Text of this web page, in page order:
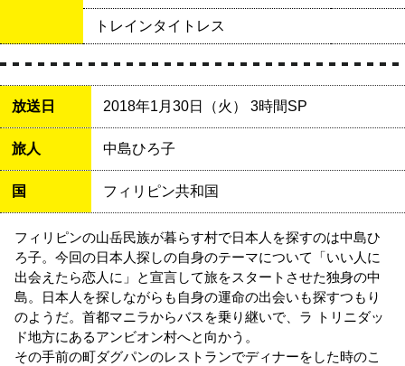
トレインタイトレス
放送日 2018年1月30日（火） 3時間SP
旅人 中島ひろ子
国 フィリピン共和国
フィリピンの山岳民族が暮らす村で日本人を探すのは中島ひ
ろ子。今回の日本人探しの自身のテーマについて「いい人に
出会えたら恋人に」と宣言して旅をスタートさせた独身の中
島。日本人を探しながらも自身の運命の出会いも探すつもり
のようだ。首都マニラからバスを乗り継いで、ラ トリニダッ
ド地方にあるアンビオン村へと向かう。
その手前の町ダグパンのレストランでディナーをした時のこ